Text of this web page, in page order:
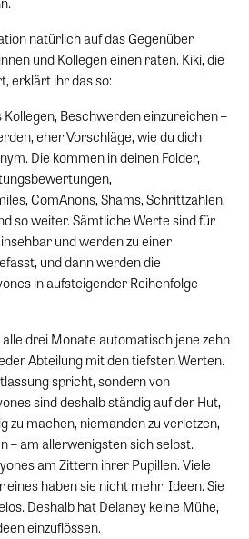
natürlich auf das Gegenüber
und Kollegen einen raten. Kiki, die
erklärt ihr das so:
Beschwerden einzureichen –
eher Vorschläge, wie du dich
Die kommen in deinen Folder,
ComAnons, Shams, Schrittzahlen,
so weiter. Sämtliche Werte sind für
und werden zu einer
und dann werden die
in aufsteigender Reihenfolge
drei Monate automatisch jene zehn
Abteilung mit den tiefsten Werten.
spricht, sondern von
sind deshalb ständig auf der Hut,
zu machen, niemanden zu verletzen,
– am allerwenigsten sich selbst.
am Zittern ihrer Pupillen. Viele
haben sie nicht mehr: Ideen. Sie
Deshalb hat Delaney keine Mühe,
einzuflössen.